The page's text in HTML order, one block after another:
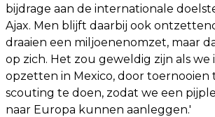
bijdrage aan de internationale
Ajax. Men blijft daarbij ook
draaien een miljoenenomzet, maar
op zich. Het zou geweldig zijn als we
opzetten in Mexico, door toernooien
scouting te doen, zodat we een
naar Europa kunnen aanleggen.'